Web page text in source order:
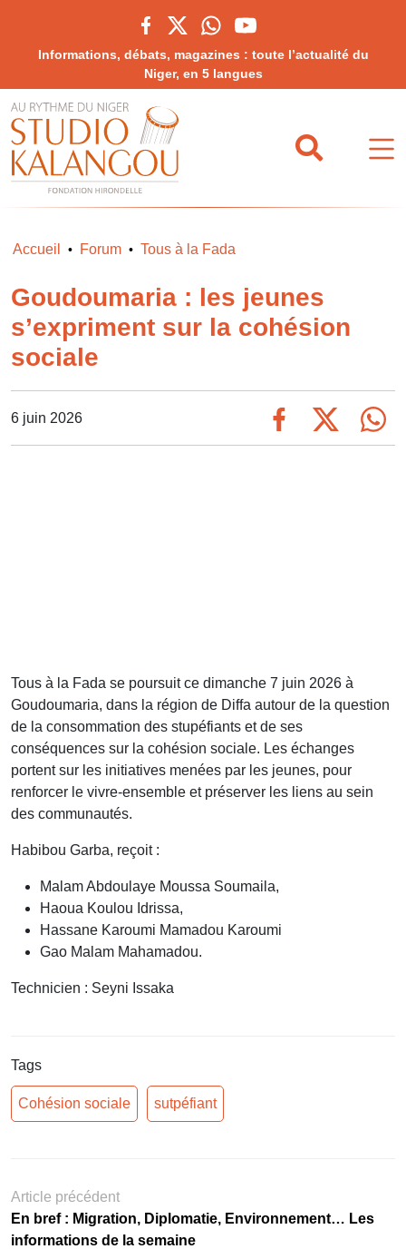
Informations, débats, magazines : toute l’actualité du
Niger, en 5 langues
Accueil • Forum • Tous à la Fada
Goudoumaria : les jeunes
s’expriment sur la cohésion
sociale
6 juin 2026
Tous à la Fada se poursuit ce dimanche 7 juin 2026 à
Goudoumaria, dans la région de Diffa autour de la question
de la consommation des stupéfiants et de ses
conséquences sur la cohésion sociale. Les échanges
portent sur les initiatives menées par les jeunes, pour
renforcer le vivre-ensemble et préserver les liens au sein
des communautés.
Habibou Garba, reçoit :
Malam Abdoulaye Moussa Soumaila,
Haoua Koulou Idrissa,
Hassane Karoumi Mamadou Karoumi
Gao Malam Mahamadou.
Technicien : Seyni Issaka
Tags
Cohésion sociale sutpéfiant
Article précédent
En bref : Migration, Diplomatie, Environnement… Les
informations de la semaine